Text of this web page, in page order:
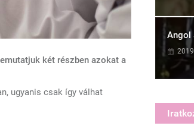
két részben azokat a
ugyanis csak így válhat
Angol